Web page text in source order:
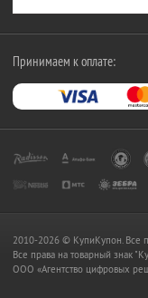
Принимаем к оплате:
2010-2026 © КупиКупон. Все
Все права на товарный знак
OOO «Агентство цифровых